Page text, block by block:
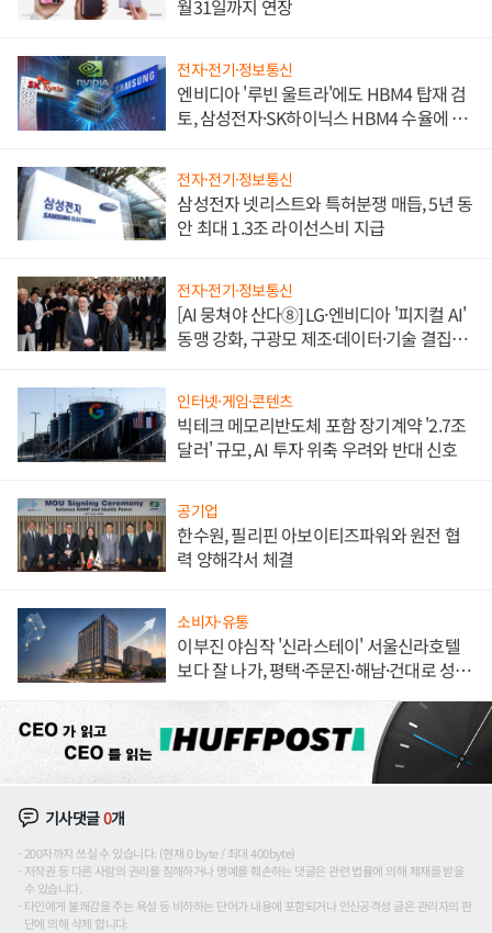
월31일까지 연장
전자·전기·정보통신
엔비디아 '루빈 울트라'에도 HBM4 탑재 검
토, 삼성전자·SK하이닉스 HBM4 수율에 주
전자·전기·정보통신
삼성전자 넷리스트와 특허분쟁 매듭, 5년 동
안 최대 1.3조 라이선스비 지급
전자·전기·정보통신
[AI 뭉쳐야 산다⑧] LG·엔비디아 '피지컬 AI'
동맹 강화, 구광모 제조·데이터·기술 결집
인터넷·게임·콘텐츠
빅테크 메모리반도체 포함 장기계약 '2.7조
달러' 규모, AI 투자 위축 우려와 반대 신호
공기업
한수원, 필리핀 아보이티즈파워와 원전 협
력 양해각서 체결
소비자·유통
이부진 야심작 '신라스테이' 서울신라호텔
보다 잘 나가, 평택·주문진·해남·건대로 성
기사댓글0개
200자까지 쓰실 수 있습니다. (현재 0 byte / 최대 400byte)
저작권 등 다른 사람의 권리를 침해하거나 명예를 훼손하는 댓글은 관련 법률에 의해 제재를 받을
수 있습니다.
타인에게 불쾌감을 주는 욕설 등 비하하는 단어가 내용에 포함되거나 인신공격성 글은 관리자의 판
단에 의해 삭제 합니다.